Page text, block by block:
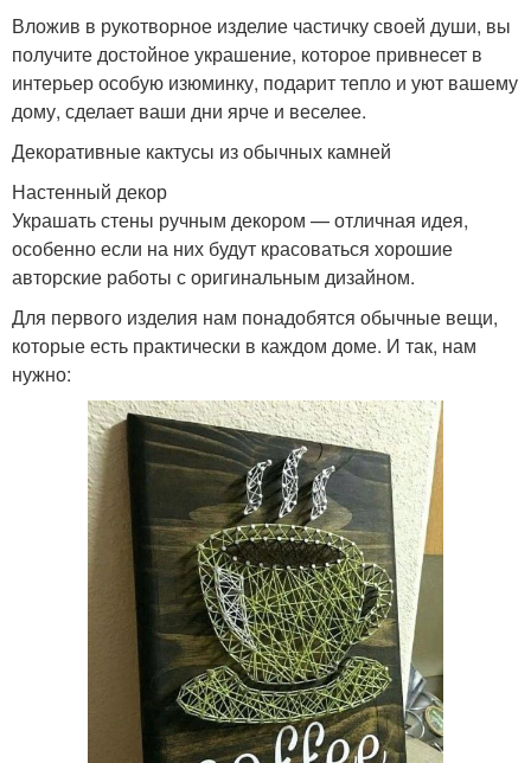
Вложив в рукотворное изделие частичку своей души, вы
получите достойное украшение, которое привнесет в
интерьер особую изюминку, подарит тепло и уют вашему
дому, сделает ваши дни ярче и веселее.
Декоративные кактусы из обычных камней
Настенный декор
Украшать стены ручным декором — отличная идея,
особенно если на них будут красоваться хорошие
авторские работы с оригинальным дизайном.
Для первого изделия нам понадобятся обычные вещи,
которые есть практически в каждом доме. И так, нам
нужно: